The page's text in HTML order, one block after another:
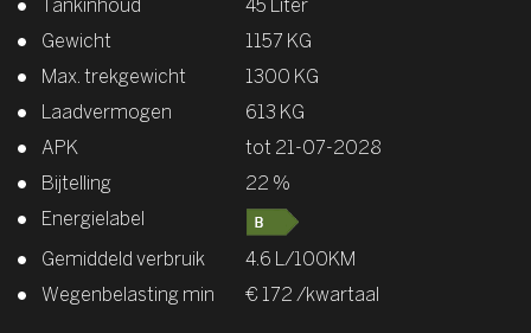
Tankinhoud
45 Liter
Gewicht
1157 KG
Max. trekgewicht
1300 KG
Laadvermogen
613 KG
APK
tot 21-07-2028
Bijtelling
22 %
Energielabel
Gemiddeld verbruik
4.6 L/100KM
Wegenbelasting min
€ 172 /kwartaal